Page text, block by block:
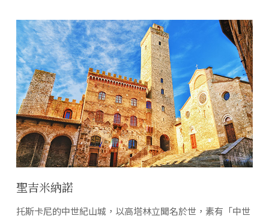
聖吉米納諾
托斯卡尼的中世紀山城，以高塔林立聞名於世，素有「中世